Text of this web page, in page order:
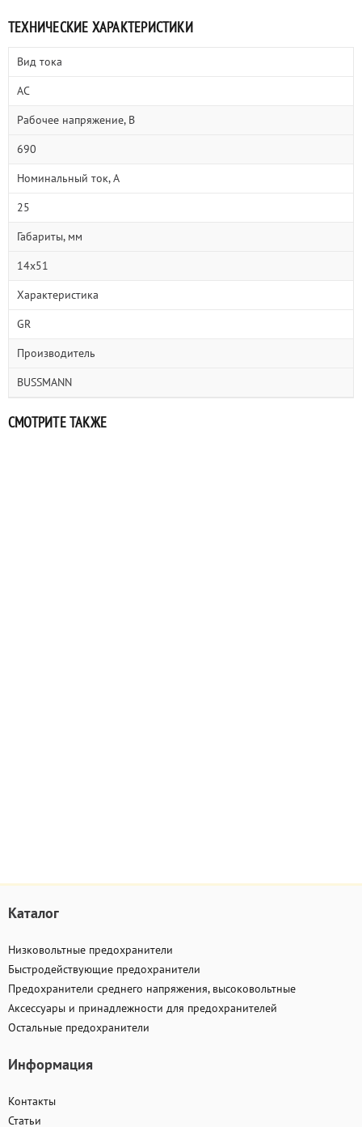
ТЕХНИЧЕСКИЕ ХАРАКТЕРИСТИКИ
Вид тока
AC
Рабочее напряжение, В
690
Номинальный ток, А
25
Габариты, мм
14х51
Характеристика
GR
Производитель
BUSSMANN
СМОТРИТЕ ТАКЖЕ
Каталог
Низковольтные предохранители
Быстродействующие предохранители
Предохранители среднего напряжения, высоковольтные
Аксессуары и принадлежности для предохранителей
Остальные предохранители
Информация
Контакты
Статьи